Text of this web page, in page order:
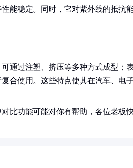
能稳定。同时，它对紫外线的抵抗
通过注塑、挤压等多种方式成型；
合使用。这些特点使其在汽车、电
比功能可能对你有帮助，各位老板